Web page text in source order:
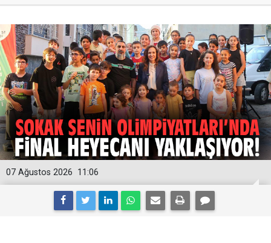
11:06
07 Ağustos 2026